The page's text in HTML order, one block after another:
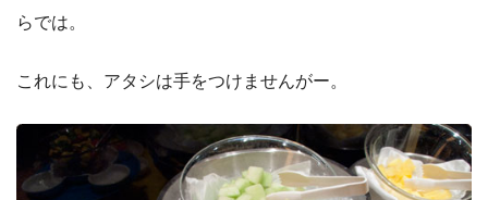
らでは。
これにも、アタシは手をつけませんがー。